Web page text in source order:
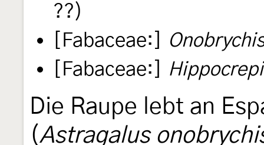
??)
[Fabaceae:]
[Fabaceae:]
Die Raupe lebt an
(Astragalus